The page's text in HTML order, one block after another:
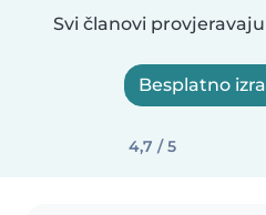
Svi članovi
Besplatno
4,7 / 5